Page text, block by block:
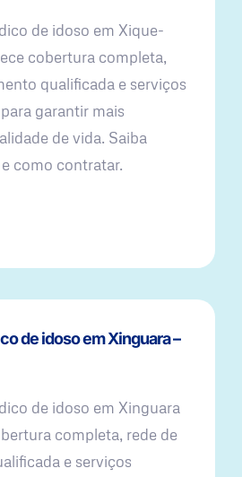
de idoso em Xique-
cobertura completa,
qualificada e serviços
garantir mais
de vida. Saiba
como contratar.
de idoso em Xinguara –
de idoso em Xinguara
completa, rede de
e serviços